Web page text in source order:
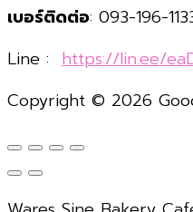
เบอร์ติดต่อ: 093-196-
Line : https://lin.ee/
Copyright © 2026